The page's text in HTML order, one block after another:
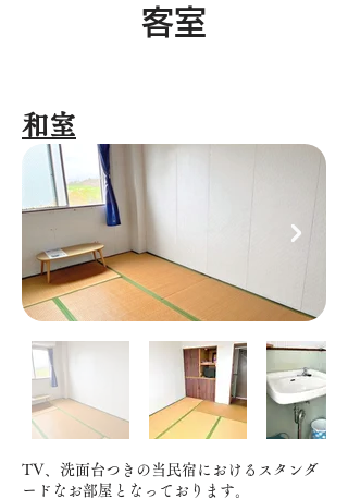
​客室
和室
TV、洗面台つきの当民宿におけるスタンダ
ードなお部屋となっております。